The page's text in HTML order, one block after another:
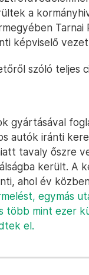
a
Tarnai
képviselő
szóló teljes
gyártásával
autók iránti
tavaly őszre
került. A
ahol év
egymás
több mint ezer
el.